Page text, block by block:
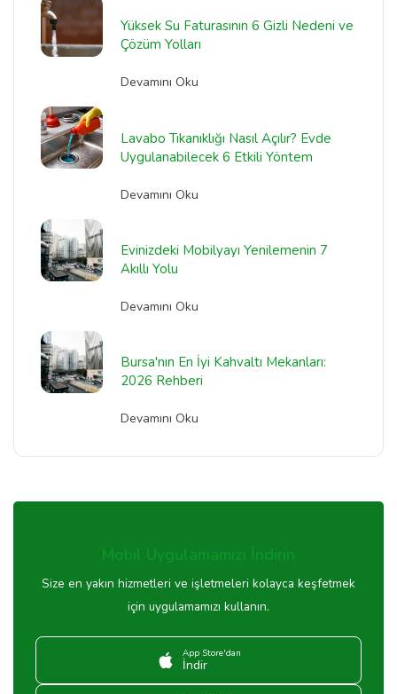
Yüksek Su Faturasının 6 Gizli Nedeni ve
Çözüm Yolları
Devamını Oku
Lavabo Tıkanıklığı Nasıl Açılır? Evde
Uygulanabilecek 6 Etkili Yöntem
Devamını Oku
Evinizdeki Mobilyayı Yenilemenin 7
Akıllı Yolu
Devamını Oku
Bursa'nın En İyi Kahvaltı Mekanları:
2026 Rehberi
Devamını Oku
Mobil Uygulamamızı İndirin
Size en yakın hizmetleri ve işletmeleri kolayca keşfetmek
için uygulamamızı kullanın.
App Store'dan
İndir